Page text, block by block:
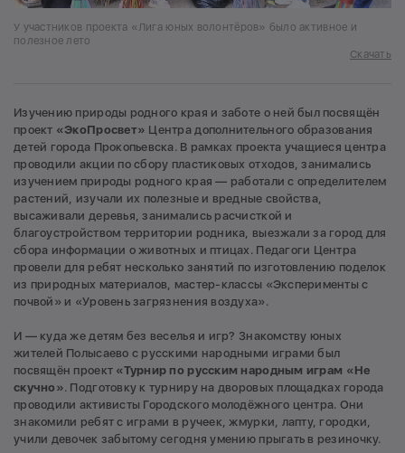
У участников проекта «Лига юных волонтёров» было активное и
полезное лето
Скачать
Изучению природы родного края и заботе о ней был посвящён
проект «ЭкоПросвет» Центра дополнительного образования
детей города Прокопьевска. В рамках проекта учащиеся центра
проводили акции по сбору пластиковых отходов, занимались
изучением природы родного края — работали с определителем
растений, изучали их полезные и вредные свойства,
высаживали деревья, занимались расчисткой и
благоустройством территории родника, выезжали за город для
сбора информации о животных и птицах. Педагоги Центра
провели для ребят несколько занятий по изготовлению поделок
из природных материалов, мастер-классы «Эксперименты с
почвой» и «Уровень загрязнения воздуха».
И — куда же детям без веселья и игр? Знакомству юных
жителей Полысаево с русскими народными играми был
посвящён проект «Турнир по русским народным играм «Не
скучно». Подготовку к турниру на дворовых площадках города
проводили активисты Городского молодёжного центра. Они
знакомили ребят с играми в ручеек, жмурки, лапту, городки,
учили девочек забытому сегодня умению прыгать в резиночку.